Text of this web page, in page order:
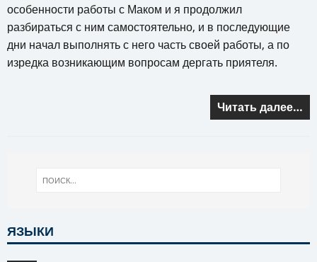
особенности работы с Маком и я продолжил
разбираться с ним самостоятельно, и в последующие
дни начал выполнять с него часть своей работы, а по
изредка возникающим вопросам дергать приятеля.
Читать далее…
ЯЗЫКИ